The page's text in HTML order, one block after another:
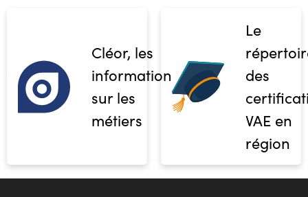
Cléor, les
informations
sur les
métiers
Le
des
VAE en
région